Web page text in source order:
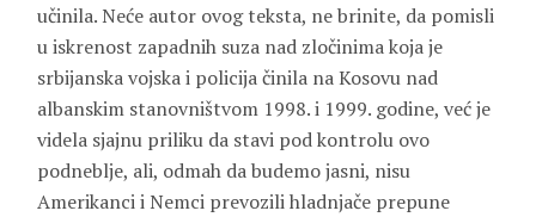
učinila. Neće autor ovog teksta, ne brinite, da pomisli
u iskrenost zapadnih suza nad zločinima koja je
srbijanska vojska i policija činila na Kosovu nad
albanskim stanovništvom 1998. i 1999. godine, već je
videla sjajnu priliku da stavi pod kontrolu ovo
podneblje, ali, odmah da budemo jasni, nisu
Amerikanci i Nemci prevozili hladnjače prepune